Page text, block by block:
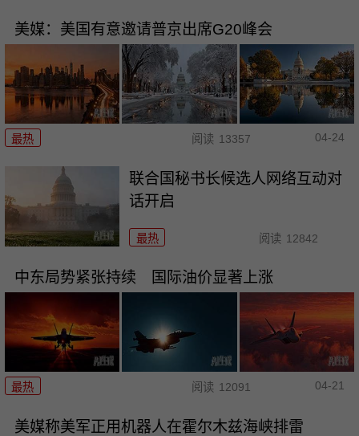
美媒：美国有意邀请普京出席G20峰会
最热 阅读 13357 04-24
联合国秘书长候选人网络互动对
话开启
最热 阅读 12842
中东局势紧张持续 国际油价显著上涨
最热 阅读 12091 04-21
美媒称美军正用机器人在霍尔木兹海峡排雷